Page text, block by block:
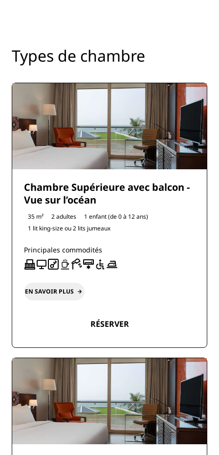
Types de chambre
Chambre Supérieure avec balcon -
Vue sur l’océan
35 m² 2 adultes
1 enfant (de 0 à 12 ans)
1 lit king-size ou2 lits jumeaux
Principales commodités
EN SAVOIR PLUS
RÉSERVER